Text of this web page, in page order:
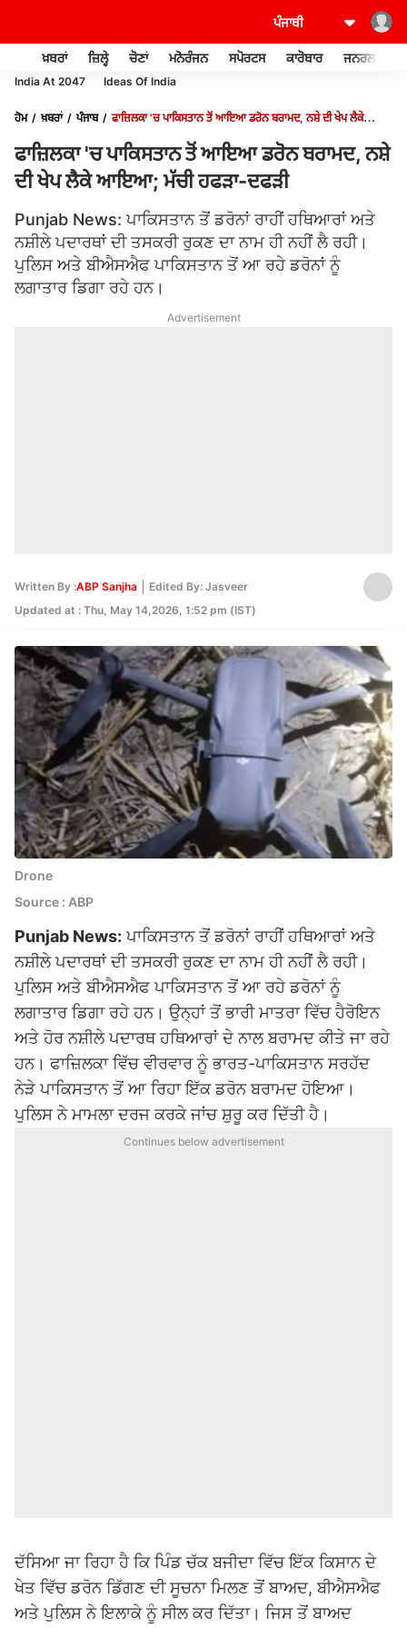
ਖ਼ਬਰਾਂ ਜ਼ਿਲ੍ਹੇ ਚੋਣਾਂ ਮਨੋਰੰਜਨ ਸਪੋਰਟਸ ਕਾਰੋਬਾਰ ਜਨਰਲ ਨੌਲਜ
India At 2047 Ideas Of India
ਹੋਮ ਖ਼ਬਰਾਂ ਪੰਜਾਬ
ਫਾਜ਼ਿਲਕਾ 'ਚ ਪਾਕਿਸਤਾਨ ਤੋਂ ਆਇਆ ਡਰੋਨ ਬਰਾਮਦ, ਨਸ਼ੇ ਦੀ ਖੇਪ ਲੈਕੇ
ਫਾਜ਼ਿਲਕਾ 'ਚ ਪਾਕਿਸਤਾਨ ਤੋਂ ਆਇਆ ਡਰੋਨ ਬਰਾਮਦ, ਨਸ਼ੇ
ਦੀ ਖੇਪ ਲੈਕੇ ਆਇਆ; ਮੱਚੀ ਹਫੜਾ-ਦਫੜੀ
Punjab News: ਪਾਕਿਸਤਾਨ ਤੋਂ ਡਰੋਨਾਂ ਰਾਹੀਂ ਹਥਿਆਰਾਂ ਅਤੇ
ਨਸ਼ੀਲੇ ਪਦਾਰਥਾਂ ਦੀ ਤਸਕਰੀ ਰੁਕਣ ਦਾ ਨਾਮ ਹੀ ਨਹੀਂ ਲੈ ਰਹੀ।
ਪੁਲਿਸ ਅਤੇ ਬੀਐਸਐਫ ਪਾਕਿਸਤਾਨ ਤੋਂ ਆ ਰਹੇ ਡਰੋਨਾਂ ਨੂੰ
ਲਗਾਤਾਰ ਡਿਗਾ ਰਹੇ ਹਨ।
Advertisement
Written By :ABP Sanjha
Edited By: Jasveer
Updated at : Thu, May 14,2026, 1:52 pm (IST)
Drone
Source : ABP
Punjab News: ਪਾਕਿਸਤਾਨ ਤੋਂ ਡਰੋਨਾਂ ਰਾਹੀਂ ਹਥਿਆਰਾਂ ਅਤੇ
ਨਸ਼ੀਲੇ ਪਦਾਰਥਾਂ ਦੀ ਤਸਕਰੀ ਰੁਕਣ ਦਾ ਨਾਮ ਹੀ ਨਹੀਂ ਲੈ ਰਹੀ।
ਪੁਲਿਸ ਅਤੇ ਬੀਐਸਐਫ ਪਾਕਿਸਤਾਨ ਤੋਂ ਆ ਰਹੇ ਡਰੋਨਾਂ ਨੂੰ
ਲਗਾਤਾਰ ਡਿਗਾ ਰਹੇ ਹਨ। ਉਨ੍ਹਾਂ ਤੋਂ ਭਾਰੀ ਮਾਤਰਾ ਵਿੱਚ ਹੈਰੋਇਨ
ਅਤੇ ਹੋਰ ਨਸ਼ੀਲੇ ਪਦਾਰਥ ਹਥਿਆਰਾਂ ਦੇ ਨਾਲ ਬਰਾਮਦ ਕੀਤੇ ਜਾ ਰਹੇ
ਹਨ। ਫਾਜ਼ਿਲਕਾ ਵਿੱਚ ਵੀਰਵਾਰ ਨੂੰ ਭਾਰਤ-ਪਾਕਿਸਤਾਨ ਸਰਹੱਦ
ਨੇੜੇ ਪਾਕਿਸਤਾਨ ਤੋਂ ਆ ਰਿਹਾ ਇੱਕ ਡਰੋਨ ਬਰਾਮਦ ਹੋਇਆ।
ਪੁਲਿਸ ਨੇ ਮਾਮਲਾ ਦਰਜ ਕਰਕੇ ਜਾਂਚ ਸ਼ੁਰੂ ਕਰ ਦਿੱਤੀ ਹੈ।
Continues below advertisement
ਦੱਸਿਆ ਜਾ ਰਿਹਾ ਹੈ ਕਿ ਪਿੰਡ ਚੱਕ ਬਜੀਦਾ ਵਿੱਚ ਇੱਕ ਕਿਸਾਨ ਦੇ
ਖੇਤ ਵਿੱਚ ਡਰੋਨ ਡਿੱਗਣ ਦੀ ਸੂਚਨਾ ਮਿਲਣ ਤੋਂ ਬਾਅਦ, ਬੀਐਸਐਫ
ਅਤੇ ਪੁਲਿਸ ਨੇ ਇਲਾਕੇ ਨੂੰ ਸੀਲ ਕਰ ਦਿੱਤਾ। ਜਿਸ ਤੋਂ ਬਾਅਦ